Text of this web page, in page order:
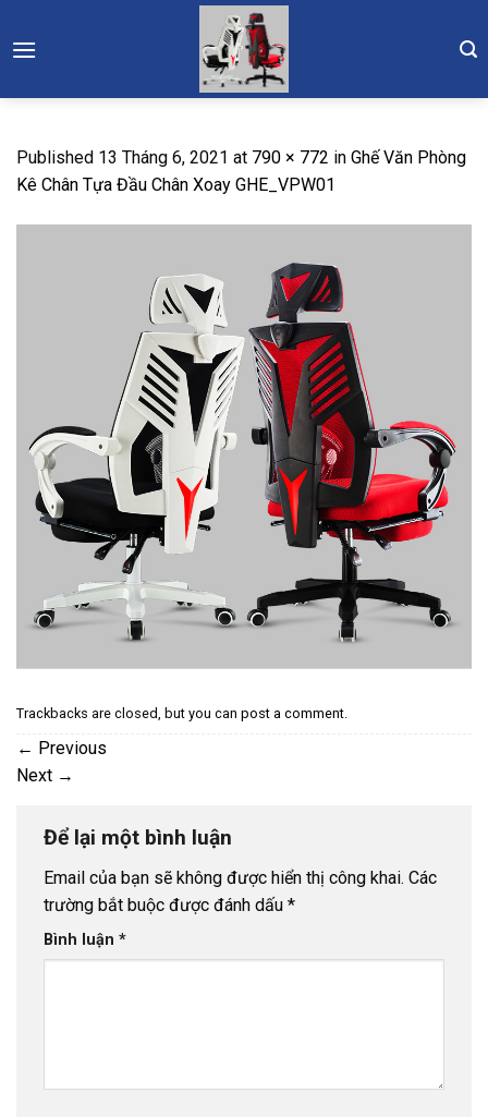
to
Published 13 Tháng 6, 2021 at 790 × 772 in Ghế Văn Phòng
Kê Chân Tựa Đầu Chân Xoay GHE_VPW01
Trackbacks are closed, but you can post a comment
← Previous
Next →
Để lại một bình luận
Email của bạn sẽ không được hiển thị công khai. Các
trường bắt buộc được đánh dấu *
Bình luận *